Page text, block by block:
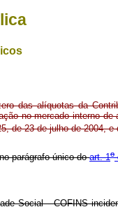
das alíquotas da
no mercado interno
de 23 de julho de 2004, e
parágrafo único doart. 1o
Social - COFINS